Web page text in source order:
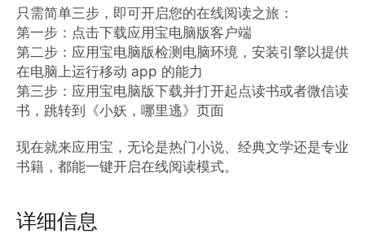
只需简单三步，即可开启您的在线阅读之旅：
第一步：点击下载应用宝电脑版客户端
第二步：应用宝电脑版检测电脑环境，安装引擎以提供
在电脑上运行移动 app 的能力
第三步：应用宝电脑版下载并打开起点读书或者微信读
书，跳转到《小妖，哪里逃》页面
现在就来应用宝，无论是热门小说、经典文学还是专业
书籍，都能一键开启在线阅读模式。
详细信息